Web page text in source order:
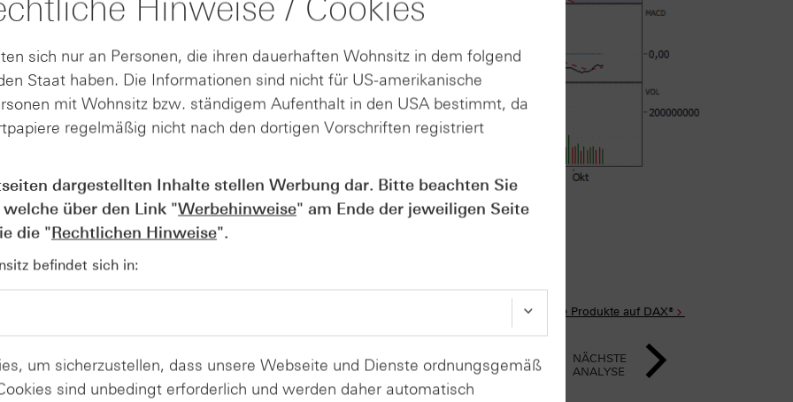
Quelle: Refinitiv, tradesignal² / 5-Jahreschart im Anhang
Und noch
Die
bei
Für einen
Alle Produkte auf DAX®
NÄCHSTE
ANALYSE
Hinweise / Cookies
sich nur an Personen, die ihren dauerhaften Wohnsitz in dem folgend
Staat haben. Die Informationen sind nicht für US-amerikanische
mit Wohnsitz bzw. ständigem Aufenthalt in den USA bestimmt, da
regelmäßig nicht nach den dortigen Vorschriften registriert
dargestellten Inhalte stellen Werbung dar. Bitte beachten Sie
über den Link "Werbehinweise" am Ende der jeweiligen Seite
die "Rechtlichen Hinweise".
befindet sich in:
um sicherzustellen, dass unsere Webseite und Dienste ordnungsgemäß
sind unbedingt erforderlich und werden daher automatisch